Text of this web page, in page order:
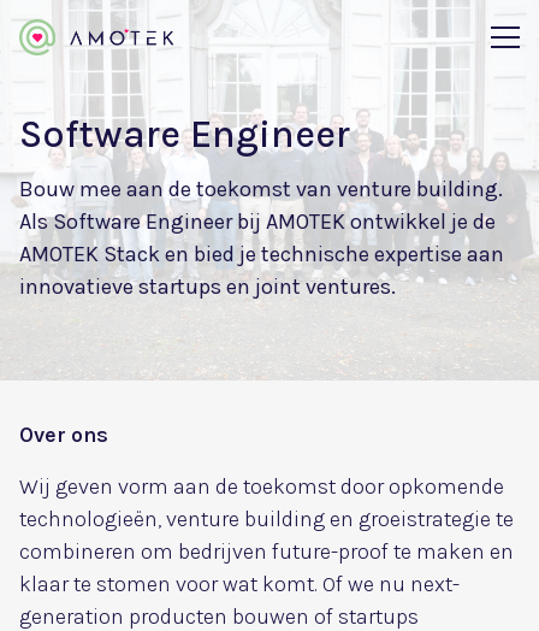
Software Engineer
Bouw mee aan de toekomst van venture building.
Als Software Engineer bij AMOTEK ontwikkel je de
AMOTEK Stack en bied je technische expertise aan
innovatieve startups en joint ventures.
Over ons
Wij geven vorm aan de toekomst door opkomende
technologieën, venture building en groeistrategie te
combineren om bedrijven future-proof te maken en
klaar te stomen voor wat komt. Of we nu next-
generation producten bouwen of startups